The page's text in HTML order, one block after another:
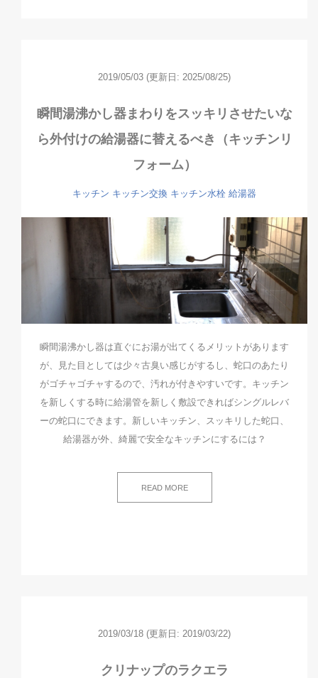
2019/05/03 (更新日: 2025/08/25)
瞬間湯沸かし器まわりをスッキリさせたいな
ら外付けの給湯器に替えるべき（キッチンリ
フォーム）
キッチン キッチン交換 キッチン水栓 給湯器
瞬間湯沸かし器は直ぐにお湯が出てくるメリットがあります
が、見た目としては少々古臭い感じがするし、蛇口のあたり
がゴチャゴチャするので、汚れが付きやすいです。キッチン
を新しくする時に給湯管を新しく敷設できればシングルレバ
ーの蛇口にできます。新しいキッチン、スッキリした蛇口、
給湯器が外、綺麗で安全なキッチンにするには？
READ MORE
2019/03/18 (更新日: 2019/03/22)
クリナップのラクエラ